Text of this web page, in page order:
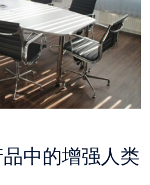
中的增强人类